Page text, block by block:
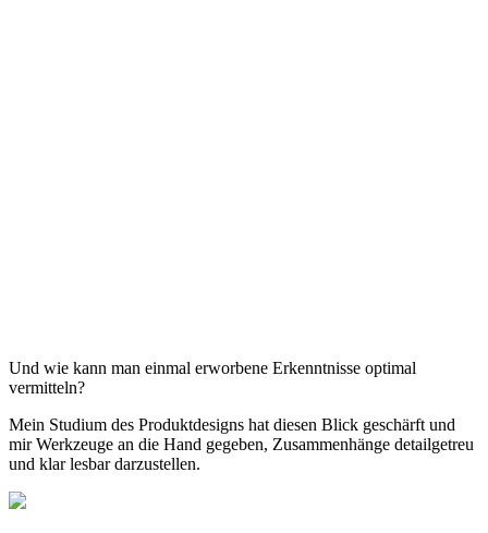
Und wie kann man einmal erworbene Erkenntnisse optimal
vermitteln?
Mein Studium des Produktdesigns hat diesen Blick geschärft und
mir Werkzeuge an die Hand gegeben, Zusammenhänge detailgetreu
und klar lesbar darzustellen.